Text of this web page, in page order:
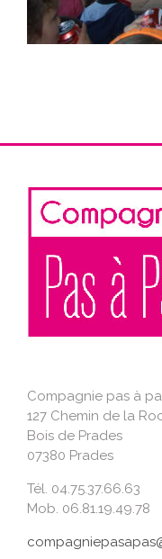
Compagnie pas à
127 Chemin de la
Bois de Prades
07380 Prades
Tél. 04.75.37.66.63
Mob. 06.81.19.49.78